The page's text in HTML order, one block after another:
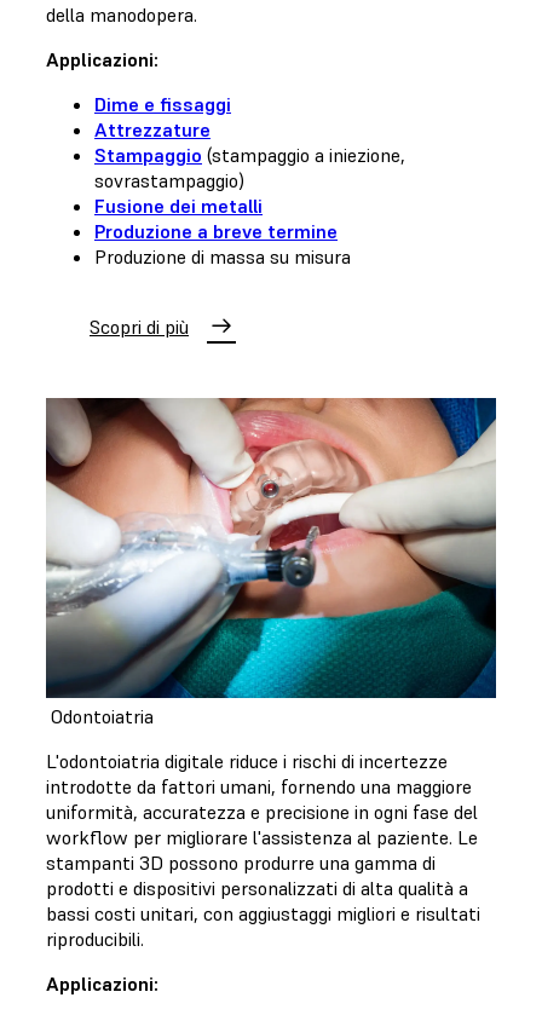
della manodopera.
Applicazioni:
Dime e fissaggi
Attrezzature
Stampaggio (stampaggio a iniezione,
sovrastampaggio)
Fusione dei metalli
Produzione a breve termine
Produzione di massa su misura
Scopri di più
Odontoiatria
L'odontoiatria digitale riduce i rischi di incertezze
introdotte da fattori umani, fornendo una maggiore
uniformità, accuratezza e precisione in ogni fase del
workflow per migliorare l'assistenza al paziente. Le
stampanti 3D possono produrre una gamma di
prodotti e dispositivi personalizzati di alta qualità a
bassi costi unitari, con aggiustaggi migliori e risultati
riproducibili.
Applicazioni: